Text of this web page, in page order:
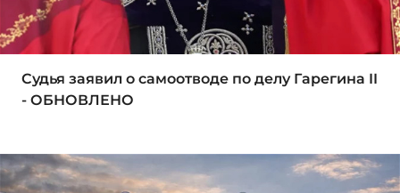
Судья заявил о самоотводе по делу Гарегина II
- ОБНОВЛЕНО